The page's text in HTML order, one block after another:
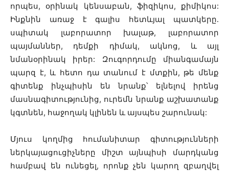
որպես, օրինակ կենսաբան, ֆիզիկոս, քիմիկոս:
Ինքնին առաջ է գալիս հետևյալ պատկերը․
սպիտակ լաբորատոր խալաթ, լաբորատոր
պայմաններ, դեմքի դիմակ, ակնոց, և այլ
նմանօրինակ իրեր: Զուգորդումը միանգամայն
պարզ է, և հետո դա տանում է մտքին, թե մենք
գիտենք ինչպիսին են նրանք՝ ելնելով իրենց
մասնագիտությունից, ուրեմն նրանք աշխատանք
կգտնեն, հաջողակ կլինեն և այսպես շարունակ:
Մյուս կողմից հումանիտար գիտությունների
ներկայացուցիչները միշտ այնպիսի մարդկանց
համբավ են ունեցել, որոնք չեն կարող զբաղվել